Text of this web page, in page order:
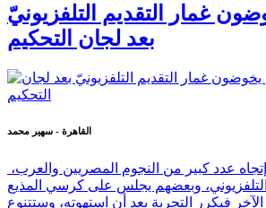
غمار التقديم التلفزيونيّ
بعد لجان التحكيم
القاهرة - سهير محمد
التلفزيوني، وبعضهم يجلس على كرسي المذيع
فيكرر التجربة بعد أن استهوته، وستتنوع